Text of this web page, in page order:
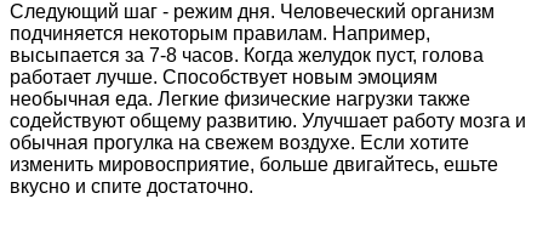
Следующий шаг - режим дня. Человеческий организм
подчиняется некоторым правилам. Например,
высыпается за 7-8 часов. Когда желудок пуст, голова
работает лучше. Способствует новым эмоциям
необычная еда. Легкие физические нагрузки также
содействуют общему развитию. Улучшает работу мозга и
обычная прогулка на свежем воздухе. Если хотите
изменить мировосприятие, больше двигайтесь, ешьте
вкусно и спите достаточно.